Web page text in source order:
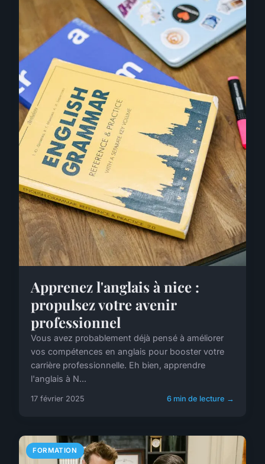
Apprenez l'anglais à nice :
propulsez votre avenir
professionnel
Vous avez probablement déjà pensé à améliorer
vos compétences en anglais pour booster votre
carrière professionnelle. Eh bien, apprendre
l'anglais à N...
17 février 2025 6 min de lecture →
FORMATION